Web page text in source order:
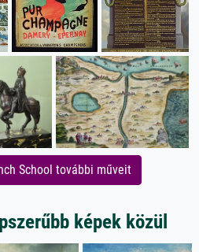
School további műveit
képek közül